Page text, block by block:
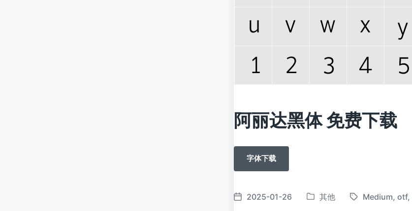
阿丽达黑体 免费下载
字体下载
发
2025-01-26
发
其他
标
Medium,otf,